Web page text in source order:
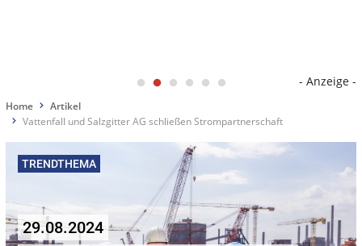
- Anzeige -
Home
Artikel
Vattenfall und Salzgitter AG schließen Strompartnerschaft
TRENDTHEMA
29.08.2024